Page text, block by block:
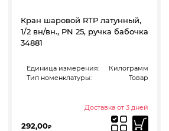
Кран шаровой RTP латунный,
1/2 вн/вн., PN 25, ручка бабочка
34881
Единица измерения:
Килограмм
Тип номенклатуры:
Товар
Доставка от 3 дней
292,00₽